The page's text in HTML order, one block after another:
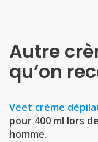
Autre
qu’on
Veet crème
pour 400 ml lors
homme.